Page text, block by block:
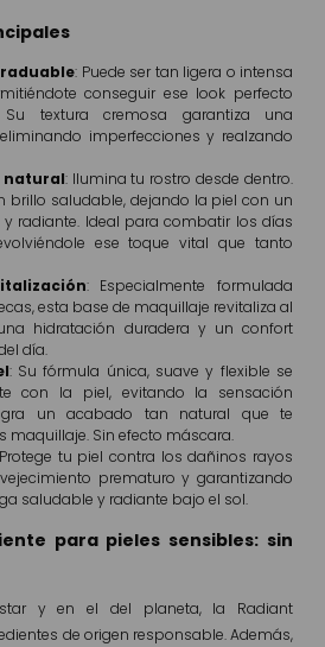
: Puede ser tan ligera o intensa
conseguir ese look perfecto
textura cremosa garantiza una
imperfecciones y realzando
natural: Ilumina tu rostro desde dentro.
brillo saludable, dejando la piel con un
radiante. Ideal para combatir los días
ese toque vital que tanto
: Especialmente formulada
esta base de maquillaje revitaliza al
hidratación duradera y un confort
día.
: Su fórmula única, suave y flexible se
con la piel, evitando la sensación
un acabado tan natural que te
maquillaje. Sin efecto máscara.
tu piel contra los dañinos rayos
prematuro y garantizando
saludable y radiante bajo el sol.
para pieles sensibles: sin
y en el del planeta, la Radiant
de origen responsable. Además,